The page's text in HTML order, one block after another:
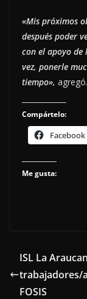
«Mis próximos
después poder
con el apoyo de
vez, ponerle
tiempo», agregó.
Compártelo:
Facebook
Me gusta:
ISL La
trabajadores/
FOSIS